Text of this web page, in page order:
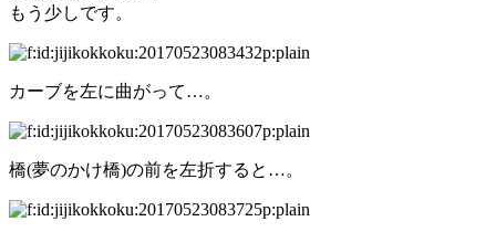
もう少しです。
カーブを左に曲がって…。
橋(夢のかけ橋)の前を左折すると…。